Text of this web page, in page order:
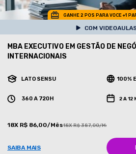
GANHE 2 POS PARA VOCE +1
COM
MBA EXECUTIVO EM GESTÃO DE
INTERNACIONAIS
LATO SENSU 100%
360 A 720H 2 A 12
18X R$ 86,00/Mês18X R$ 387,00/Mês
SAIBA MAIS